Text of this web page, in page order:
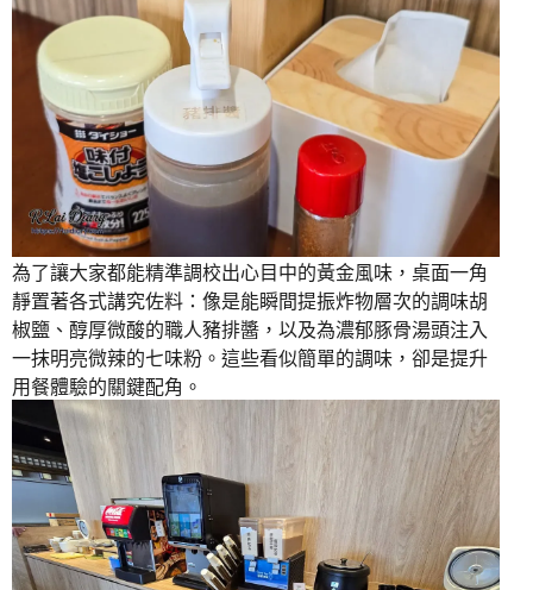
為了讓大家都能精準調校出心目中的黃金風味，桌面一角
靜置著各式講究佐料：像是能瞬間提振炸物層次的調味胡
椒鹽、醇厚微酸的職人豬排醬，以及為濃郁豚骨湯頭注入
一抹明亮微辣的七味粉。這些看似簡單的調味，卻是提升
用餐體驗的關鍵配角。